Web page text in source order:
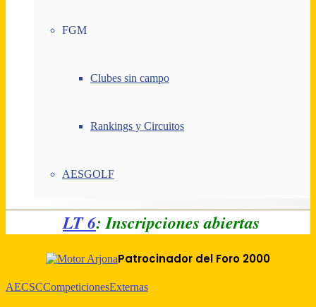
FGM
Clubes sin campo
Rankings y Circuitos
AESGOLF
LT 6: Inscripciones abiertas
Patrocinador del Foro 2000
AECSCCompeticionesExternas